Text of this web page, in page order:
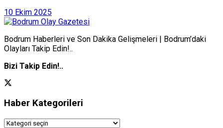
10 Ekim 2025
Bodrum Haberleri ve Son Dakika Gelişmeleri | Bodrum’daki
Olayları Takip Edin!..
Bizi Takip Edin!..
Haber Kategorileri
Haber